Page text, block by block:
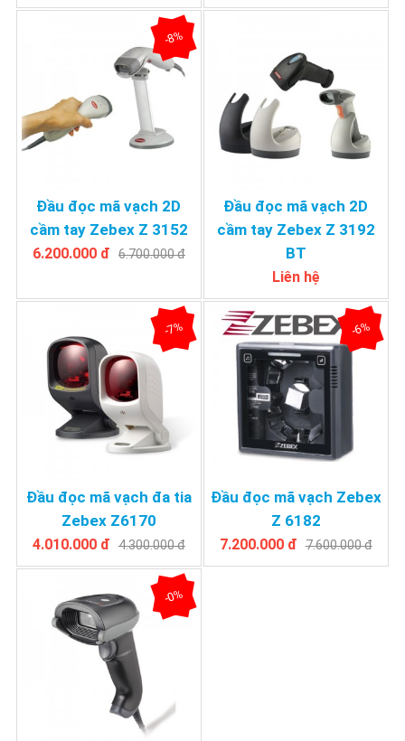
Đầu đọc mã vạch 2D
cầm tay Zebex Z 3152
-8%
6.200.000 đ 6.700.000 đ
Đầu đọc mã vạch 2D
cầm tay Zebex Z 3192
BT
Liên hệ
Đầu đọc mã vạch đa tia
Zebex Z6170
-7%
4.010.000 đ 4.300.000 đ
Đầu đọc mã vạch Zebex
Z 6182
-6%
7.200.000 đ 7.600.000 đ
-0%